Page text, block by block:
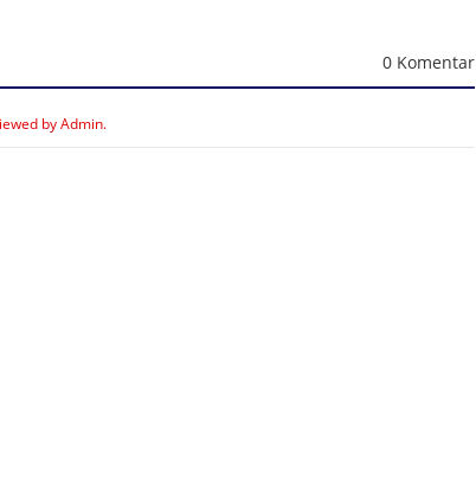
0 Komentar
by Admin.